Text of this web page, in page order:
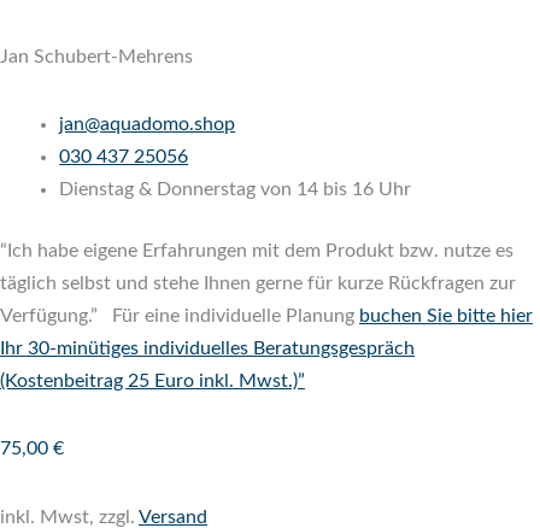
Jan Schubert-Mehrens
jan@aquadomo.shop
030 437 25056
Dienstag & Donnerstag von 14 bis 16 Uhr
“Ich habe eigene Erfahrungen mit dem Produkt bzw. nutze es
täglich selbst und stehe Ihnen gerne für kurze Rückfragen zur
Verfügung.” Für eine individuelle Planung buchen Sie bitte hier
Ihr 30-minütiges individuelles Beratungsgespräch
(Kostenbeitrag 25 Euro inkl. Mwst.)”
75,00 €
inkl. Mwst, zzgl. Versand